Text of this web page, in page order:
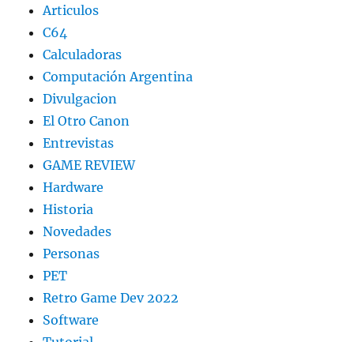
Articulos
C64
Calculadoras
Computación Argentina
Divulgacion
El Otro Canon
Entrevistas
GAME REVIEW
Hardware
Historia
Novedades
Personas
PET
Retro Game Dev 2022
Software